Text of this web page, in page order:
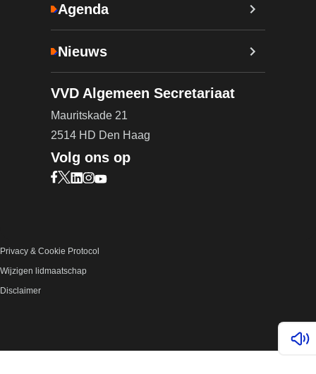
Agenda
Nieuws
VVD Algemeen Secretariaat
Mauritskade 21
2514 HD Den Haag
Volg ons op
Bezoek onze Facebook pagina (opent in nieuw
Bezoek onze X pagina (opent in nieuw tabblad)
Bezoek onze LinkedIn pagina (opent in nieuw
Bezoek onze Instagram pagina (opent in
Bezoek onze YouTube pagina (opent in
Privacy & Cookie Protocol
Wijzigen lidmaatschap
Disclaimer